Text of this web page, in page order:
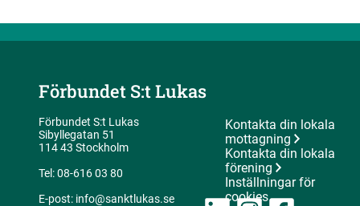
Förbundet S:t Lukas
Förbundet S:t Lukas
Sibyllegatan 51
114 43 Stockholm
Tel: 08-616 03 80
E-post: info@sanktlukas.se
Kontakta din lokala
mottagning
Kontakta din lokala
förening
Inställningar för
cookies